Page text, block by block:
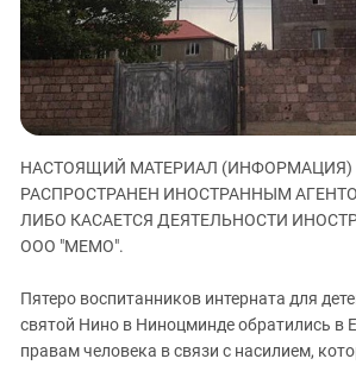
ЗАСТАВЛЯЕТ
КАВКАЗ ЗА
ИНАКОМЫСЛИЕ
МОБИЛИЗАЦИЯ
Дагестан
Ингушетия
Кабардино-Балкария
Калмыкия
Карачаево-Черкесия
Краснодарский край
Нагорный Карабах
Ростовская область
Северная Осетия - Алания
НАСТОЯЩИЙ МАТЕРИАЛ (ИНФОРМАЦИЯ)
РАСПРОСТРАНЕН ИНОСТРАННЫМ
ЛИБО КАСАЕТСЯ ДЕЯТЕЛЬНОСТИ
ООО "МЕМО".
Пятеро воспитанников интерната для
святой Нино в Ниноцминде обратились в
правам человека в связи с насилием,